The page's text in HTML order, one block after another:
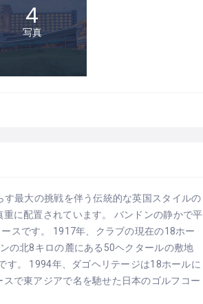
4
写真
最大の挑戦を伴う伝統的な英国スタイルの
に配置されています。 バンドンの静かで平
スです。 1917年、クラブの現在の18ホー
の北8キロの麓にある50ヘクタールの敷地
す。 1994年、ダゴヘリテージは18ホールに
で東アジアで名を馳せた日本のゴルフコー